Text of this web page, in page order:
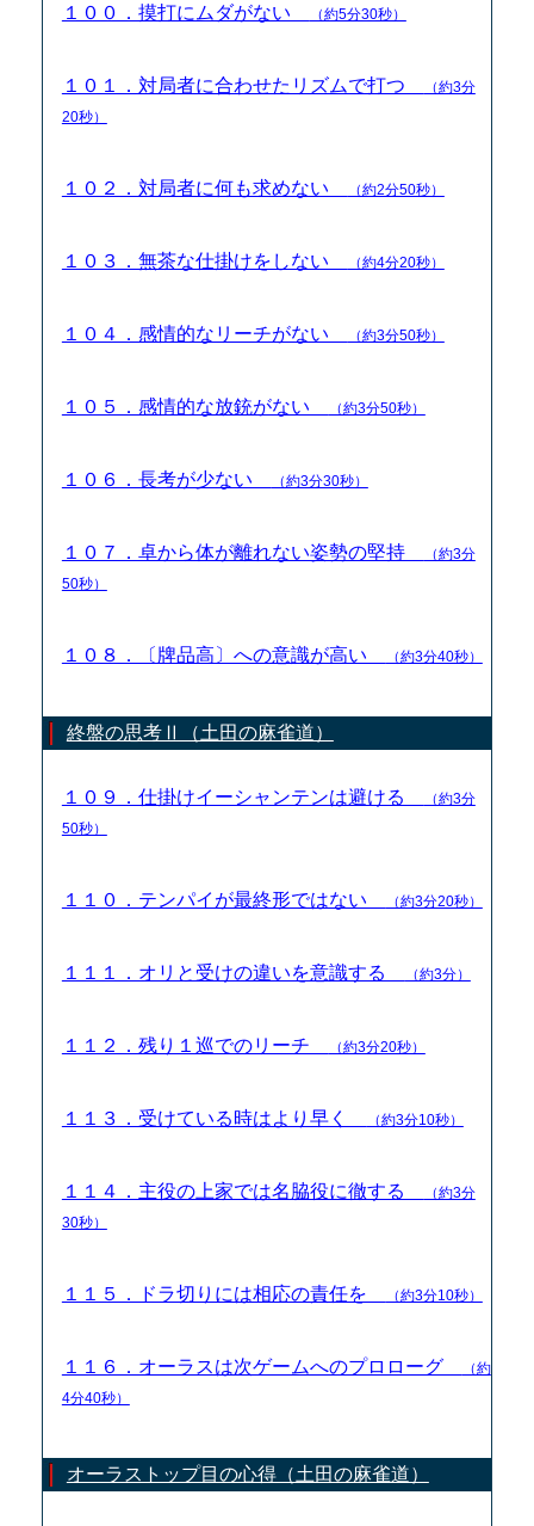
１００．摸打にムダがない （約5分30秒）
１０１．対局者に合わせたリズムで打つ
（約3分
20秒）
１０２．対局者に何も求めない （約2分50秒）
１０３．無茶な仕掛けをしない （約4分20秒）
１０４．感情的なリーチがない （約3分50秒）
１０５．感情的な放銃がない （約3分50秒）
１０６．長考が少ない （約3分30秒）
１０７．卓から体が離れない姿勢の堅持
（約3分
50秒）
１０８．〔牌品高〕への意識が高い （約3分40秒）
終盤の思考Ⅱ（土田の麻雀道）
１０９．仕掛けイーシャンテンは避ける
（約3分
50秒）
１１０．テンパイが最終形ではない （約3分20秒）
１１１．オリと受けの違いを意識する （約3分）
１１２．残り１巡でのリーチ （約3分20秒）
１１３．受けている時はより早く （約3分10秒）
１１４．主役の上家では名脇役に徹する
（約3分
30秒）
１１５．ドラ切りには相応の責任を （約3分10秒）
１１６．オーラスは次ゲームへのプロローグ
（約
4分40秒）
オーラストップ目の心得（土田の麻雀道）